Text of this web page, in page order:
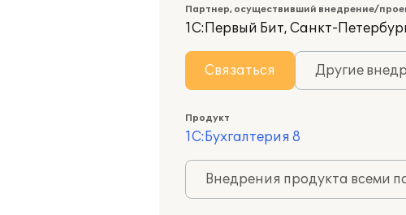
Партнер, осуществивший внедрение/
1С:Первый Бит, Санкт-
Связаться Другие
Продукт
1С:Бухгалтерия 8
Внедрения продукта всеми